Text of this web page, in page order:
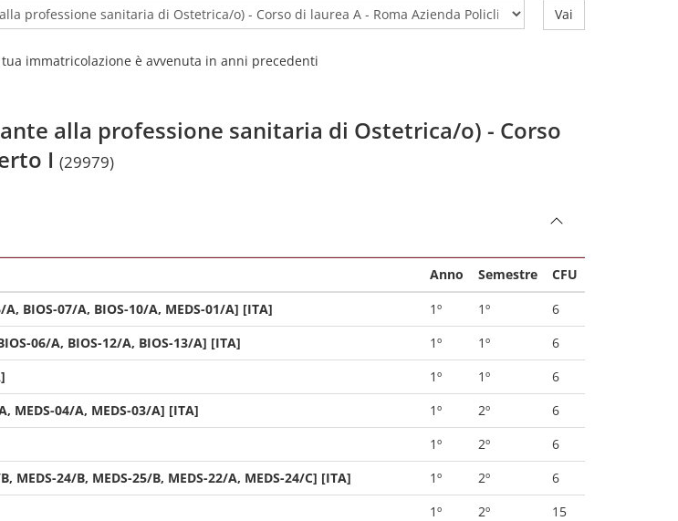
Vai
immatricolazione è avvenuta in anni precedenti
alla professione sanitaria di Ostetrica/o) - Corso
I (29979)
Anno Semestre
CFU
A, BIOS-07/A, BIOS-10/A, MEDS-01/A] [ITA] 1º 1º
6
06/A, BIOS-12/A, BIOS-13/A] [ITA] 1º 1º
6
1º 1º
6
MEDS-04/A, MEDS-03/A] [ITA] 1º 2º
6
1º 2º
6
MEDS-24/B, MEDS-25/B, MEDS-22/A, MEDS-24/C] [ITA] 1º 2º
6
1º 2º
15